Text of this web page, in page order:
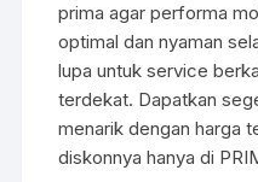
prima agar performa
optimal dan nyaman
lupa untuk service
terdekat. Dapatkan
menarik dengan harga
diskonnya hanya di